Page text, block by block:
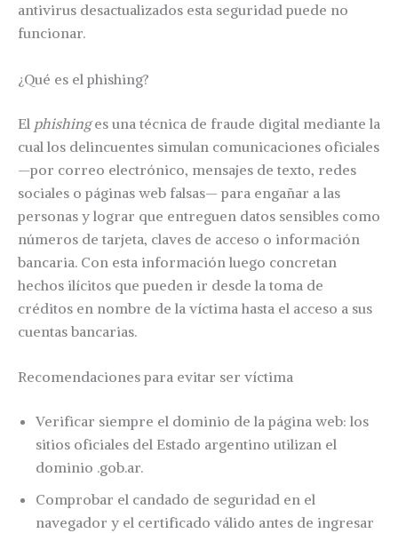
antivirus desactualizados esta seguridad puede no
funcionar.
¿Qué es el phishing?
El phishinges una técnica de fraude digital mediante la
cual los delincuentes simulan comunicaciones oficiales
—por correo electrónico, mensajes de texto, redes
sociales o páginas web falsas— para engañar a las
personas y lograr que entreguen datos sensibles como
números de tarjeta, claves de acceso o información
bancaria. Con esta información luego concretan
hechos ilícitos que pueden ir desde la toma de
créditos en nombre de la víctima hasta el acceso a sus
cuentas bancarias.
Recomendaciones para evitar ser víctima
Verificar siempre el dominio de la página web: los
sitios oficiales del Estado argentino utilizan el
dominio .gob.ar.
Comprobar el candado de seguridad en el
navegador y el certificado válido antes de ingresar